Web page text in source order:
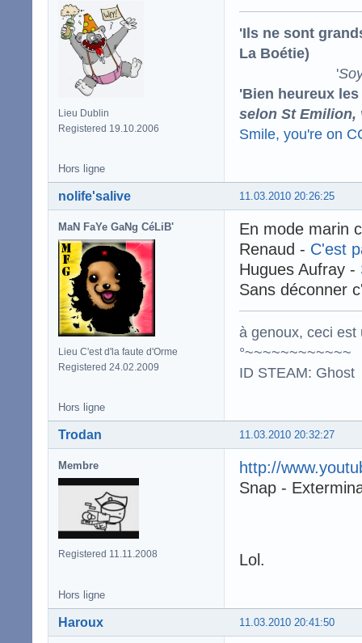
Lieu Dublin
Registered 19.10.2006
'Ils ne sont
La Boétie)
'
'Bien heureux
selon St Emilion,
Smile, you're on
Hors ligne
11.03.2010 20:26:25
nolife'salive
MaN FaYe GaNg CéLiB'
Lieu C'est d'la faute d'Orme
Registered 24.02.2009
En mode marin
Renaud - C'est
Hugues Aufray -
Sans déconner
à genoux, ceci est
°~~~~~~~~~~~~
ID STEAM: Ghost
Hors ligne
11.03.2010 20:32:27
Trodan
Membre
Registered 11.11.2008
http://
Snap -
Lol.
Hors ligne
11.03.2010 20:41:50
Haroux